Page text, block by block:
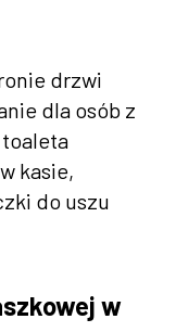
drzwi
dla osób z
kasie,
do uszu
w